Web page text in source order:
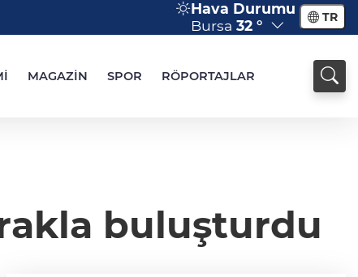
Hava Durumu
Bursa 32 ° TR
MAGAZİN SPOR RÖPORTAJLAR
buluşturdu